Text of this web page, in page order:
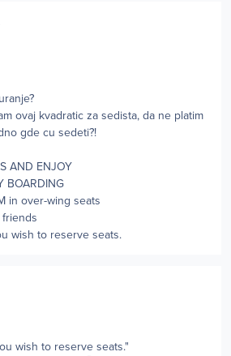
ovaj kvadratic za sedista, da ne platim
gde cu sedeti?!
AND ENJOY
BOARDING
in over-wing seats
wish to reserve seats.
wish to reserve seats."